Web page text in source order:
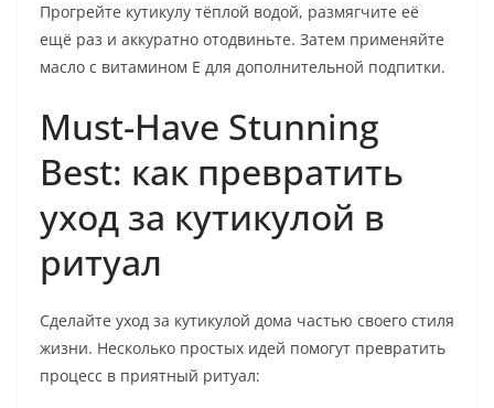
Прогрейте кутикулу тёплой водой, размягчите её
ещё раз и аккуратно отодвиньте. Затем применяйте
масло с витамином Е для дополнительной подпитки.
Must-Have Stunning
Best: как превратить
уход за кутикулой в
ритуал
Сделайте уход за кутикулой дома частью своего стиля
жизни. Несколько простых идей помогут превратить
процесс в приятный ритуал: